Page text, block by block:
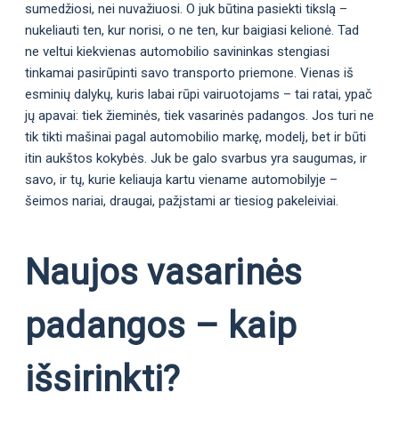
sumedžiosi, nei nuvažiuosi. O juk būtina pasiekti tikslą –
nukeliauti ten, kur norisi, o ne ten, kur baigiasi kelionė. Tad
ne veltui kiekvienas automobilio savininkas stengiasi
tinkamai pasirūpinti savo transporto priemone. Vienas iš
esminių dalykų, kuris labai rūpi vairuotojams – tai ratai, ypač
jų apavai: tiek žieminės, tiek vasarinės padangos. Jos turi ne
tik tikti mašinai pagal automobilio markę, modelį, bet ir būti
itin aukštos kokybės. Juk be galo svarbus yra saugumas, ir
savo, ir tų, kurie keliauja kartu viename automobilyje –
šeimos nariai, draugai, pažįstami ar tiesiog pakeleiviai.
Naujos vasarinės
padangos – kaip
išsirinkti?